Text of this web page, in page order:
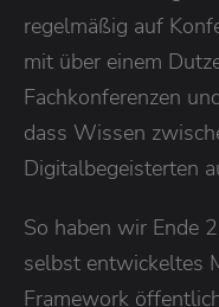
regelmäßig auf
mit über einem
Fachkonferenzen
dass Wissen
Digitalbegeisterten
So haben wir Ende
selbst entwickeltes
Framework